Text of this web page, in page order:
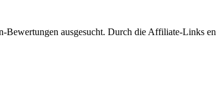
ausgesucht. Durch die Affiliate-Links